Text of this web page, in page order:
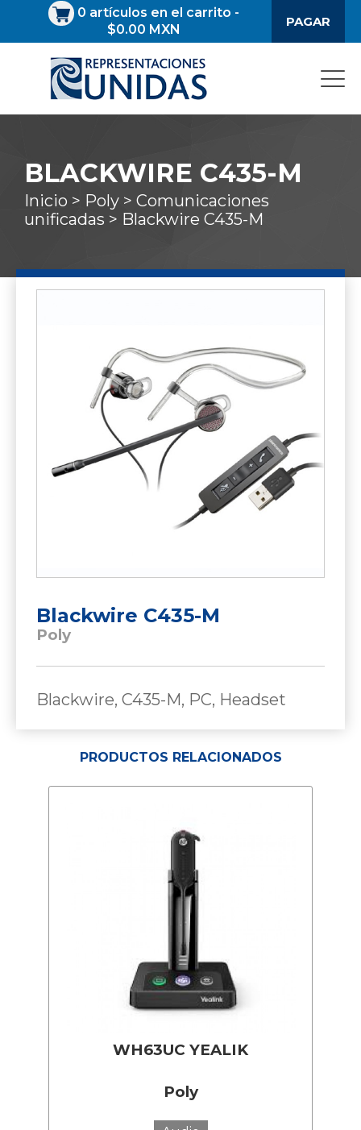
0 artículos en el carrito -
$0.00 MXN
PAGAR
BLACKWIRE C435-M
Inicio > Poly > Comunicaciones
unificadas > Blackwire C435-M
Blackwire C435-M
Poly
Blackwire, C435-M, PC, Headset
PRODUCTOS RELACIONADOS
WH63UC YEALIK
Poly